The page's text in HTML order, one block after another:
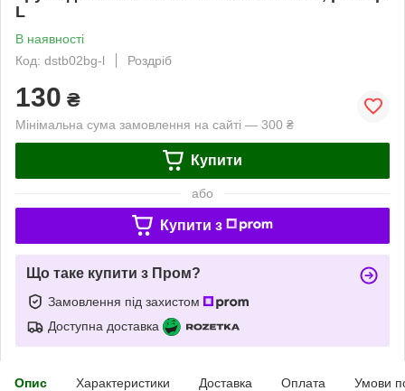
L
В наявності
Код: dstb02bg-l
Роздріб
130 ₴
Мінімальна сума замовлення на сайті — 300 ₴
Купити
або
Купити з
Що таке купити з Пром?
Замовлення під захистом
Доступна доставка
Опис Характеристики Доставка Оплата Умови